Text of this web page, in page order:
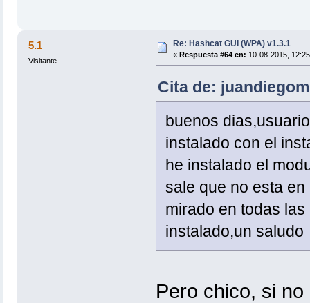
5.1
Visitante
Re: Hashcat GUI (WPA) v1.3.1
« Respuesta #64 en: 10-08-2015,
Cita de:
buenos
instalado con el
he instalado el
sale que no esta
mirado en todas
instalado,un saludo
Pero chico, si